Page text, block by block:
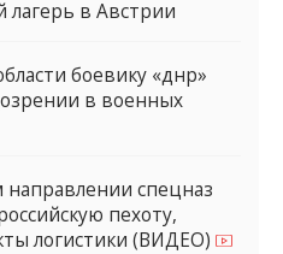
лагерь в Австрии
боевику «днр»
в военных
спецназ
пехоту,
логистики (ВИДЕО)